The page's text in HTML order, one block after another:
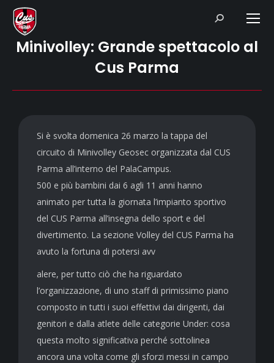
Search:
Minivolley: Grande spettacolo al
Cus Parma
Si è svolta domenica 26 marzo la tappa del
circuito di Minivolley Geosec organizzata dal CUS
Parma all’interno del PalaCampus.
500 e più bambini dai 6 agli 11 anni hanno
animato per tutta la giornata l’impianto sportivo
del CUS Parma all’insegna dello sport e del
divertimento. La sezione Volley del CUS Parma ha
avuto la fortuna di potersi avv
alere, per tutto ciò che ha riguardato
l’organizzazione, di uno staff di primissimo piano
composto in tutti i suoi effettivi dai dirigenti, dai
genitori e dalla atlete delle categorie Under: cosa
questa molto significativa perché sottolinea
ancora una volta come gli sforzi messi in campo